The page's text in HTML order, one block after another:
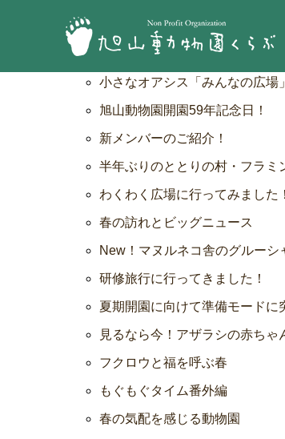
コラム
小さなオアシス「みんなの広場」
旭山動物園開園59年記念日！
新メンバーのご紹介！
半年ぶりのととりの村・フラミ
わくわく広場に行ってみました！
春の訪れとビッグニュース
New！マヌルネコ舎のグルーシ
研修旅行に行ってきました！
夏期開園に向けて準備モードに
見るなら今！アザラシの赤ちゃ
フクロウと福を呼ぶ春
もぐもぐタイム番外編
春の気配を感じる動物園